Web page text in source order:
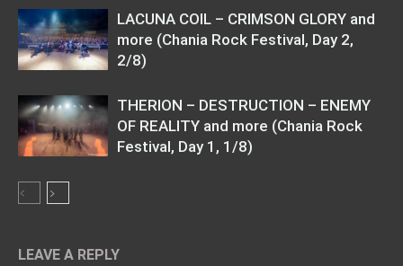
LACUNA COIL – CRIMSON GLORY and
more (Chania Rock Festival, Day 2,
2/8)
THERION – DESTRUCTION – ENEMY
OF REALITY and more (Chania Rock
Festival, Day 1, 1/8)
LEAVE A REPLY